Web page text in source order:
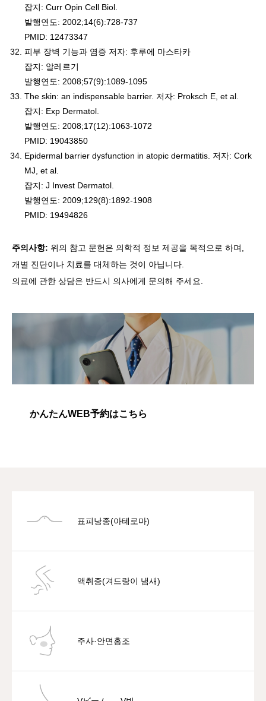
잡지: Curr Opin Cell Biol.
발행연도: 2002;14(6):728-737
PMID: 12473347
피부 장벽 기능과 염증 저자: 후루에 마스타카
잡지: 알레르기
발행연도: 2008;57(9):1089-1095
The skin: an indispensable barrier. 저자: Proksch E, et al.
잡지: Exp Dermatol.
발행연도: 2008;17(12):1063-1072
PMID: 19043850
Epidermal barrier dysfunction in atopic dermatitis. 저자: Cork
MJ, et al.
잡지: J Invest Dermatol.
발행연도: 2009;129(8):1892-1908
PMID: 19494826
주의사항: 위의 참고 문헌은 의학적 정보 제공을 목적으로 하며,
개별 진단이나 치료를 대체하는 것이 아닙니다.
의료에 관한 상담은 반드시 의사에게 문의해 주세요.
かんたんWEB予約はこちら
표피낭종(아테로마)
액취증(겨드랑이 냄새)
주사·안면홍조